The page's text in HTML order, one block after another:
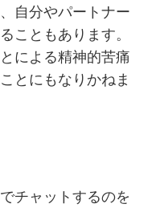
自分やパートナー
こともあります。
による精神的苦痛
とにもなりかねま
チャットするのを